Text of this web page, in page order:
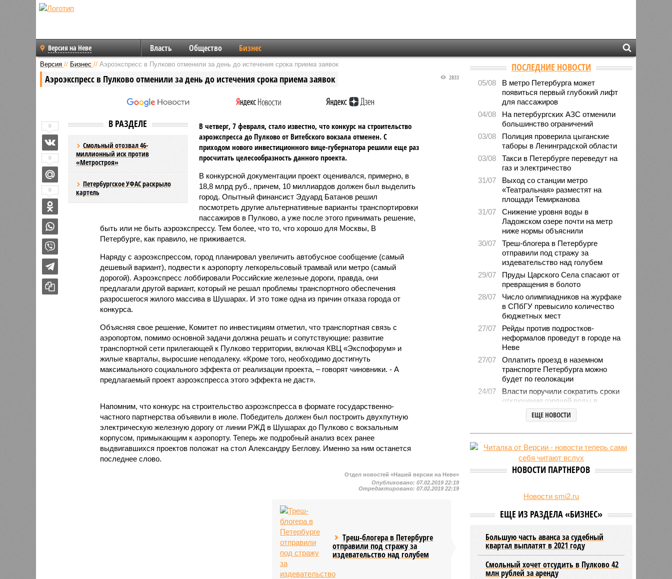
Версия на Неве Власть Общество Бизнес
Версия // Бизнес // Аэроэкспресс в Пулково отменили за день до истечения срока приема заявок
Аэроэкспресс в Пулково отменили за день до истечения срока приема заявок 2833
В РАЗДЕЛЕ
Смольный отозвал 46-
миллионный иск против
«Метростроя»
Петербургское УФАС раскрыло
картель
В четверг, 7 февраля, стало известно, что конкурс на строительство
аэроэкспресса до Пулково от Витебского вокзала отменен. С
приходом нового инвестиционного вице-губернатора решили еще раз
просчитать целесообразность данного проекта.
В конкурсной документации проект оценивался, примерно, в
18,8 млрд руб., причем, 10 миллиардов должен был выделить
город. Опытный финансист Эдуард Батанов решил
посмотреть другие альтернативные варианты транспортировки
пассажиров в Пулково, а уже после этого принимать решение,
быть или не быть аэроэкспрессу. Тем более, что то, что хорошо для Москвы, В
Петербурге, как правило, не приживается.
Наряду с аэроэкспрессом, город планировал увеличить автобусное сообщение (самый
дешевый вариант), подвести к аэропорту легкорельсовый трамвай или метро (самый
дорогой). Аэроэкспресс лоббировали Российские железные дороги, правда, они
предлагали другой вариант, который не решал проблемы транспортного обеспечения
разросшегося жилого массива в Шушарах. И это тоже одна из причин отказа города от
конкурса.
Объясняя свое решение, Комитет по инвестициям отметил, что транспортная связь с
аэропортом, помимо основной задачи должна решать и сопутствующие: развитие
транспортной сети прилегающей к Пулково территории, включая КВЦ «Экспофорум» и
жилые кварталы, выросшие неподалеку. «Кроме того, необходимо достигнуть
максимального социального эффекта от реализации проекта, – говорят чиновники. - А
предлагаемый проект аэроэкспресса этого эффекта не даст».
Напомним, что конкурс на строительство аэроэкспресса в формате государственно-
частного партнерства объявили в июле. Победитель должен был построить двухпутную
электрическую железную дорогу от линии РЖД в Шушарах до Пулково с вокзальным
корпусом, примыкающим к аэропорту. Теперь же подробный анализ всех ранее
выдвигавшихся проектов положат на стол Александру Беглову. Именно за ним останется
последнее слово.
0
0
0
Отдел новостей «Нашей версии на Неве»
Опубликовано:07.02.2019 22:19
Отредактировано:07.02.2019 22:19
Треш-блогера в Петербурге
отправили под стражу за
издевательство над голубем
ПОСЛЕДНИЕ НОВОСТИ
05/08
В метро Петербурга может
появиться первый глубокий лифт
для пассажиров
04/08
На петербургских АЗС отменили
большинство ограничений
03/08
Полиция проверила цыганские
таборы в Ленинградской области
03/08
Такси в Петербурге переведут на
газ и электричество
31/07
Выход со станции метро
«Театральная» разместят на
площади Темирканова
31/07
Снижение уровня воды в
Ладожском озере почти на метр
ниже нормы объяснили
30/07
Треш-блогера в Петербурге
отправили под стражу за
издевательство над голубем
29/07
Пруды Царского Села спасают от
превращения в болото
28/07
Число олимпиадников на журфаке
в СПбГУ превысило количество
бюджетных мест
27/07
Рейды против подростков-
неформалов проведут в городе на
Неве
27/07
Оплатить проезд в наземном
транспорте Петербурга можно
будет по геолокации
24/07
Власти поручили сократить сроки
отключения горячей воды в
Петербурге
День ВМФ в Петербурге отметят
без главного военно-морского
Новую категорию водительских
прав предложили ввести в
Петербурге
число опасных регионов по
ЕЩЕ НОВОСТИ
НОВОСТИ ПАРТНЕРОВ
Новости smi2.ru
ЕЩЕ ИЗ РАЗДЕЛА «БИЗНЕС»
Большую часть аванса за судебный
квартал выплатят в 2021 году
Смольный хочет отсудить в Пулково 42
млн рублей за аренду